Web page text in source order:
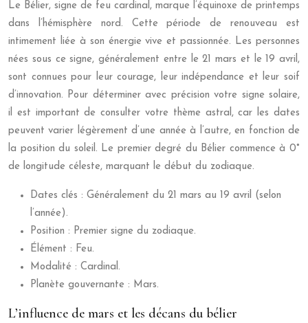
Le Bélier, signe de feu cardinal, marque l’équinoxe de printemps
dans l’hémisphère nord. Cette période de renouveau est
intimement liée à son énergie vive et passionnée. Les personnes
nées sous ce signe, généralement entre le 21 mars et le 19 avril,
sont connues pour leur courage, leur indépendance et leur soif
d’innovation. Pour déterminer avec précision votre signe solaire,
il est important de consulter votre thème astral, car les dates
peuvent varier légèrement d’une année à l’autre, en fonction de
la position du soleil. Le premier degré du Bélier commence à 0°
de longitude céleste, marquant le début du zodiaque.
Dates clés : Généralement du 21 mars au 19 avril (selon
l’année).
Position : Premier signe du zodiaque.
Élément : Feu.
Modalité : Cardinal.
Planète gouvernante : Mars.
L’influence de mars et les décans du bélier